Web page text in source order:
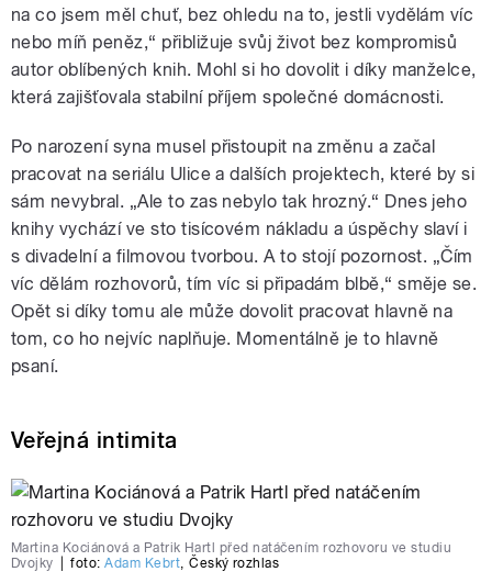
na co jsem měl chuť, bez ohledu na to, jestli vydělám víc
nebo míň peněz,“ přibližuje svůj život bez kompromisů
autor oblíbených knih. Mohl si ho dovolit i díky manželce,
která zajišťovala stabilní příjem společné domácnosti.
Po narození syna musel přistoupit na změnu a začal
pracovat na seriálu Ulice a dalších projektech, které by si
sám nevybral. „Ale to zas nebylo tak hrozný.“ Dnes jeho
knihy vychází ve sto tisícovém nákladu a úspěchy slaví i
s divadelní a filmovou tvorbou. A to stojí pozornost. „Čím
víc dělám rozhovorů, tím víc si připadám blbě,“ směje se.
Opět si díky tomu ale může dovolit pracovat hlavně na
tom, co ho nejvíc naplňuje. Momentálně je to hlavně
psaní.
Veřejná intimita
Martina Kociánová a Patrik Hartl před natáčením rozhovoru ve studiu
Dvojky
foto:Adam Kebrt,Český rozhlas